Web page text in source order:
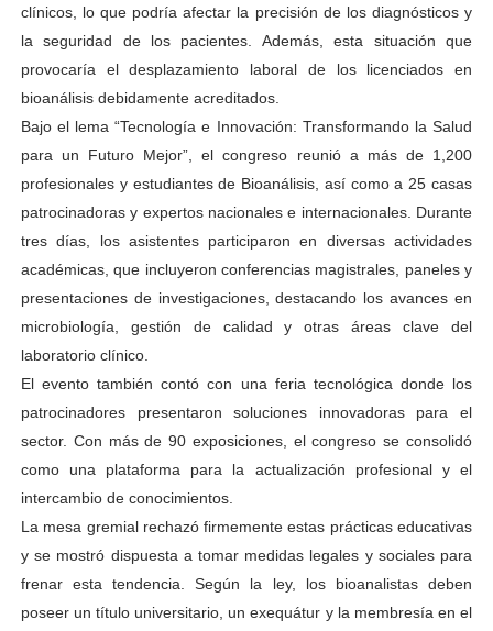
clínicos, lo que podría afectar la precisión de los diagnósticos y
la seguridad de los pacientes. Además, esta situación que
provocaría el desplazamiento laboral de los licenciados en
bioanálisis debidamente acreditados.
Bajo el lema “Tecnología e Innovación: Transformando la Salud
para un Futuro Mejor”, el congreso reunió a más de 1,200
profesionales y estudiantes de Bioanálisis, así como a 25 casas
patrocinadoras y expertos nacionales e internacionales. Durante
tres días, los asistentes participaron en diversas actividades
académicas, que incluyeron conferencias magistrales, paneles y
presentaciones de investigaciones, destacando los avances en
microbiología, gestión de calidad y otras áreas clave del
laboratorio clínico.
El evento también contó con una feria tecnológica donde los
patrocinadores presentaron soluciones innovadoras para el
sector. Con más de 90 exposiciones, el congreso se consolidó
como una plataforma para la actualización profesional y el
intercambio de conocimientos.
La mesa gremial rechazó firmemente estas prácticas educativas
y se mostró dispuesta a tomar medidas legales y sociales para
frenar esta tendencia. Según la ley, los bioanalistas deben
poseer un título universitario, un exequátur y la membresía en el